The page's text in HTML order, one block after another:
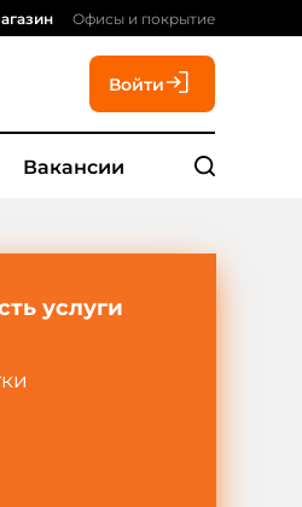
Офисы и покрытие
Войти
Вакансии
услуги